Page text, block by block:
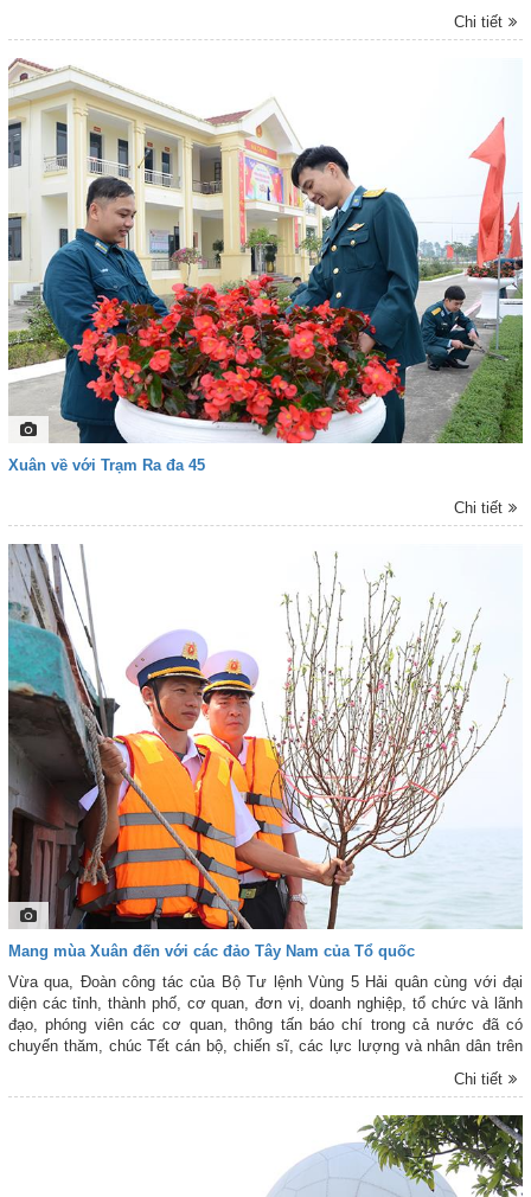
đơn vị trong Sư đoàn đã phối hợp chặt chẽ với cấp ủy, chính quyền địa
phương đẩy mạnh tuyên truyền, tổ chức điều hành việc bỏ phiếu khoa
làm nhiệm vụ canh trực sẵn sàng chiến đấu tại các đơn vị trực ban, đài
quan sát phòng không, trạm ra-đa, kho, hầm… các tổ bầu cử mang hòm
phiếu phụ đến tận nơi để cử tri thực hiện quyền bầu cử. Đến 10 giờ 30
phút ngày 15-3-2026, hơn 3.500 cử tri đã tham gia bầu cử, đạt 100% kế
hoạch.
Chi tiết
Xuân về với Trạm Ra đa 45
Chi tiết
Mang mùa Xuân đến với các đảo Tây Nam của Tổ quốc
Vừa qua, Đoàn công tác của Bộ Tư lệnh Vùng 5 Hải quân cùng với đại
diện các tỉnh, thành phố, cơ quan, đơn vị, doanh nghiệp, tổ chức và lãnh
đạo, phóng viên các cơ quan, thông tấn báo chí trong cả nước đã có
chuyến thăm, chúc Tết cán bộ, chiến sĩ, các lực lượng và nhân dân trên
các đảo thuộc vùng biển Tây Nam của Tổ quốc. Hải trình đến với các đảo,
mặc dù thời tiết nắng nóng, phần lớn các thành viên trong Đoàn công tác
sóng gió… Song, với tinh thần trách nhiệm cao, nhằm mang mùa Xuân từ
đất liền đến sớm với các đảo; Đoàn công tác đã vượt qua hơn 650 hải lý,
đến thăm, tặng quà và chúc Tết tại các đảo: Phú Quốc, Thổ Chu, Hòn
Chi tiết